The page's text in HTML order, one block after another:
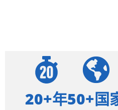
20+年50+国